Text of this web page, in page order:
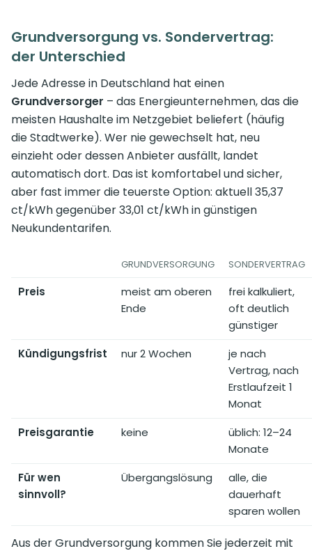
Grundversorgung vs. Sondervertrag:
der Unterschied
Jede Adresse in Deutschland hat einen
Grundversorger – das Energieunternehmen, das die
meisten Haushalte im Netzgebiet beliefert (häufig
die Stadtwerke). Wer nie gewechselt hat, neu
einzieht oder dessen Anbieter ausfällt, landet
automatisch dort. Das ist komfortabel und sicher,
aber fast immer die teuerste Option: aktuell 35,37
ct/kWh gegenüber 33,01 ct/kWh in günstigen
Neukundentarifen.
GRUNDVERSORGUNG SONDERVERTRAG
Preis
meist am oberen
Ende
frei kalkuliert,
oft deutlich
günstiger
Kündigungsfrist
nur 2 Wochen
je nach
Vertrag, nach
Erstlaufzeit 1
Monat
Preisgarantie
keine
üblich: 12–24
Monate
Für wen
sinnvoll?
Übergangslösung
alle, die
dauerhaft
sparen wollen
Aus der Grundversorgung kommen Sie jederzeit mit